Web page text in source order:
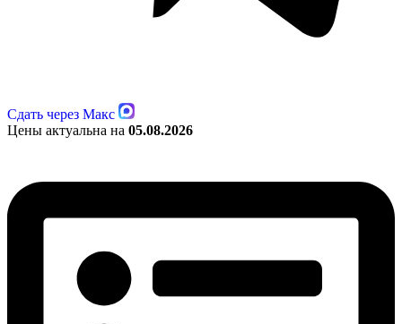
Сдать через Макс
Цены актуальна на 05.08.2026